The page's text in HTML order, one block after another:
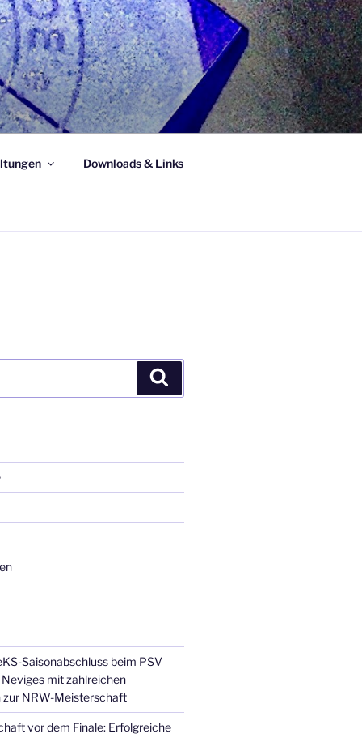
Downloads & Links
Saisonabschluss beim PSV
mit zahlreichen
NRW-Meisterschaft
vor dem Finale: Erfolgreiche